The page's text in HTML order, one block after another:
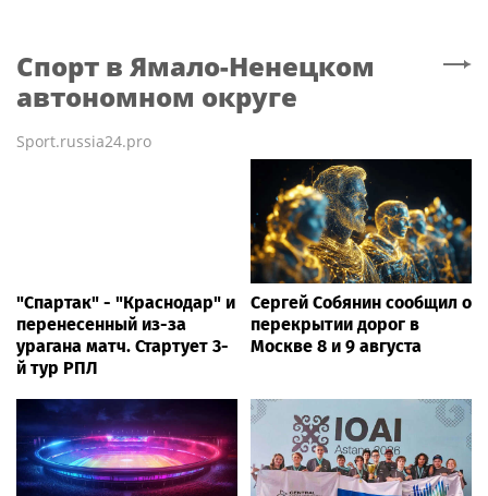
Спорт в Ямало-Ненецком
автономном округе
Sport.russia24.pro
"Спартак" - "Краснодар" и
перенесенный из-за
урагана матч. Стартует 3-
й тур РПЛ
Сергей Собянин сообщил о
перекрытии дорог в
Москве 8 и 9 августа